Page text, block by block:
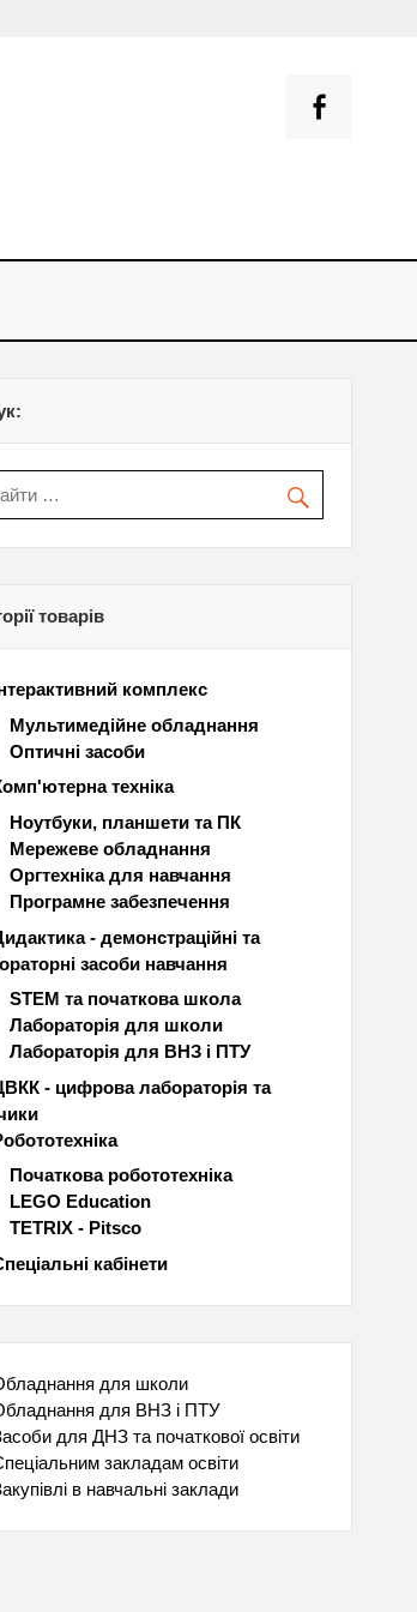
навчальних
товарів
комплекс
Мультимедійне обладнання
Оптичні засоби
техніка
Ноутбуки, планшети та ПК
Мережеве обладнання
Оргтехніка для навчання
Програмне забезпечення
- демонстраційні та
засоби навчання
STEM та початкова школа
Лабораторія для школи
Лабораторія для ВНЗ і ПТУ
- цифрова лабораторія та
Початкова робототехніка
LEGO Education
TETRIX - Pitsco
кабінети
для школи
для ВНЗ і ПТУ
для ДНЗ та початкової освіти
закладам освіти
в навчальні заклади